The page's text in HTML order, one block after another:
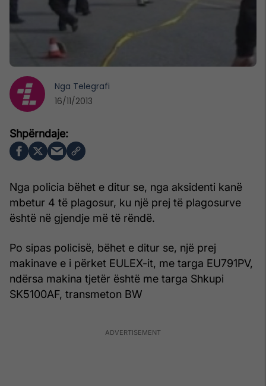
Nga policia bëhet e ditur se, nga aksidenti kanë
mbetur 4 të plagosur, ku një prej të plagosurve
është në gjendje më të rëndë.
Po sipas policisë, bëhet e ditur se, një prej
makinave e i përket EULEX-it, me targa EU791PV,
ndërsa makina tjetër është me targa Shkupi
SK5100AF, transmeton BW
Nga Telegrafi
16/11/2013